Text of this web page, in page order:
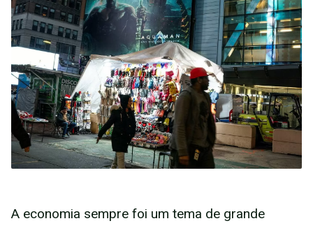
A economia sempre foi um tema de grande